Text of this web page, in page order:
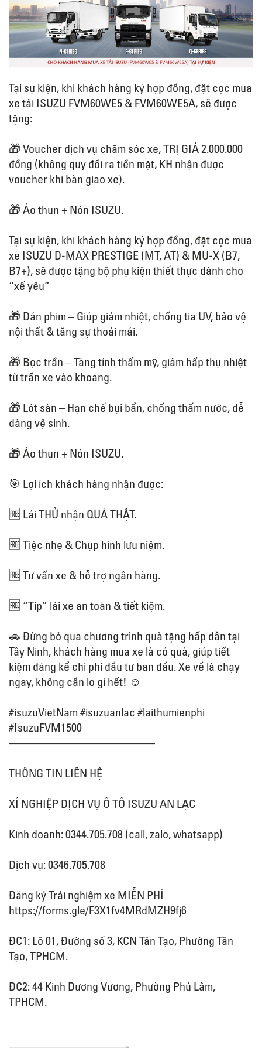
Tại sự kiện, khi khách hàng ký hợp đồng, đặt cọc mua
xe tải ISUZU FVM60WE5 & FVM60WE5A, sẽ được
tặng:
🎁 Voucher dịch vụ chăm sóc xe, TRỊ GIÁ 2.000.000
đồng (không quy đổi ra tiền mặt, KH nhận được
voucher khi bàn giao xe).
🎁 Áo thun + Nón ISUZU.
Tại sự kiện, khi khách hàng ký hợp đồng, đặt cọc mua
xe ISUZU D-MAX PRESTIGE (MT, AT) & MU-X (B7,
B7+), sẽ được tặng bộ phụ kiện thiết thực dành cho
“xế yêu”
🎁 Dán phim – Giúp giảm nhiệt, chống tia UV, bảo vệ
nội thất & tăng sự thoải mái.
🎁 Bọc trần – Tăng tính thẩm mỹ, giảm hấp thụ nhiệt
từ trần xe vào khoang.
🎁 Lót sàn – Hạn chế bụi bẩn, chống thấm nước, dễ
dàng vệ sinh.
🎁 Áo thun + Nón ISUZU.
🎯 Lợi ích khách hàng nhận được:
🆓 Lái THỬ nhận QUÀ THẬT.
🆓 Tiệc nhẹ & Chụp hình lưu niệm.
🆓 Tư vấn xe & hỗ trợ ngân hàng.
🆓 “Tip” lái xe an toàn & tiết kiệm.
🚗 Đừng bỏ qua chương trình quà tặng hấp dẫn tại
Tây Ninh, khách hàng mua xe là có quà, giúp tiết
kiệm đáng kể chi phí đầu tư ban đầu. Xe về là chạy
ngay, không cần lo gì hết! ☺
#isuzuVietNam #isuzuanlac #laithumienphi
#IsuzuFVM1500
————————————–
THÔNG TIN LIÊN HỆ
XÍ NGHIỆP DỊCH VỤ Ô TÔ ISUZU AN LẠC
Kinh doanh: 0344.705.708 (call, zalo, whatsapp)
Dịch vụ: 0346.705.708
Đăng ký Trải nghiệm xe MIỄN PHÍ
https://forms.gle/F3X1fv4MRdMZH9fj6
ĐC1: Lô 01, Đường số 3, KCN Tân Tạo, Phường Tân
Tạo, TPHCM.
ĐC2: 44 Kinh Dương Vương, Phường Phú Lâm,
TPHCM.